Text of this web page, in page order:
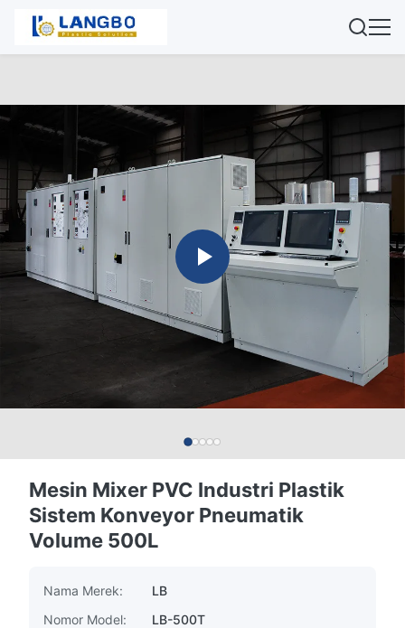
Mesin Mixer PVC Industri Plastik
Sistem Konveyor Pneumatik
Volume 500L
Nama Merek:
LB
Nomor Model:
LB-500T